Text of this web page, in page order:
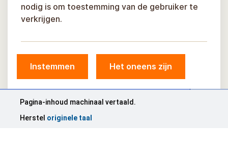
© Gemeente Sigulda, 2026.
Ontwikkeld door COSMODROME
nodig is om toestemming van de gebruiker te
verkrijgen.
Instemmen Het oneens zijn
Pagina-inhoud machinaal vertaald.
Herstel originele taal